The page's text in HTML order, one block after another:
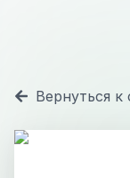
Вернуться к